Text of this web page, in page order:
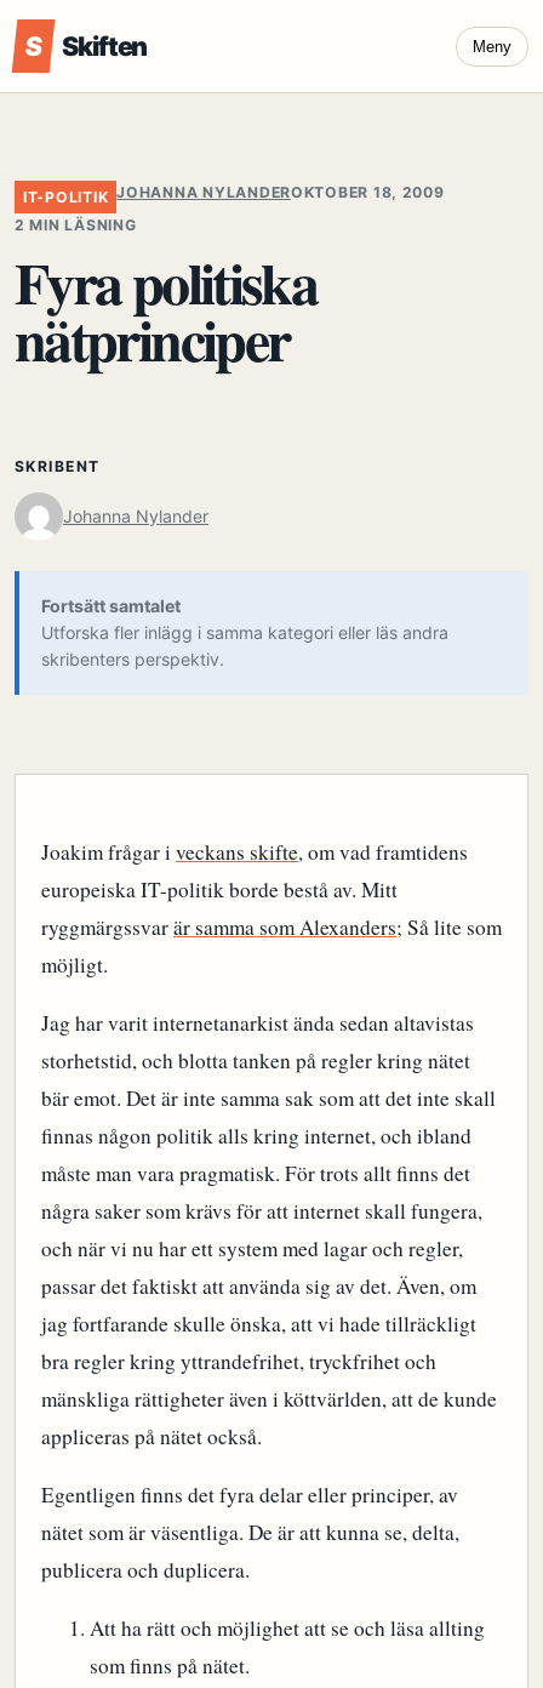
S Skiften Meny
IT-POLITIK JOHANNA NYLANDEROKTOBER 18, 2009
2 MIN LÄSNING
Fyra politiska
nätprinciper
Joakim frågar i veckans skifte, om vad framtidens
europeiska IT-politik borde bestå av. Mitt
ryggmärgssvarär samma som Alexanders; Så lite som
möjligt.
Jag har varit internetanarkist ända sedan altavistas
storhetstid, och blotta tanken på regler kring nätet
bär emot. Det är inte samma sak som att det inte skall
finnas någon politik alls kring internet, och ibland
måste man vara pragmatisk. För trots allt finns det
några saker som krävs för att internet skall fungera,
och när vi nu har ett system med lagar och regler,
passar det faktiskt att använda sig av det. Även, om
jag fortfarande skulle önska, att vi hade tillräckligt
bra regler kring yttrandefrihet, tryckfrihet och
mänskliga rättigheter även i köttvärlden, att de kunde
appliceras på nätet också.
Egentligen finns det fyra delar eller principer, av
nätet som är väsentliga. De är att kunna se, delta,
publicera och duplicera.
Att ha rätt och möjlighet att se och läsa allting
som finns på nätet.
SKRIBENT
Johanna Nylander
Fortsätt samtalet
Utforska fler inlägg i samma kategori eller läs andra
skribenters perspektiv.